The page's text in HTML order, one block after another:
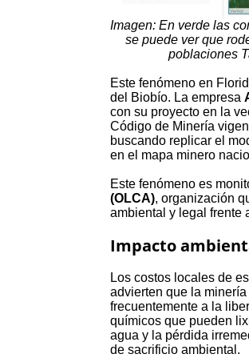
Imagen: En verde las
se puede ver que
poblaciones
Este fenómeno en
del Biobío. La empresa
con su proyecto en la
Código de Minería
buscando replicar el
en el mapa minero
Este fenómeno es
(OLCA), organización
ambiental y legal frente
Impacto
Los costos locales de
advierten que la
frecuentemente a la
químicos que pueden
agua y la pérdida
de sacrificio ambiental.